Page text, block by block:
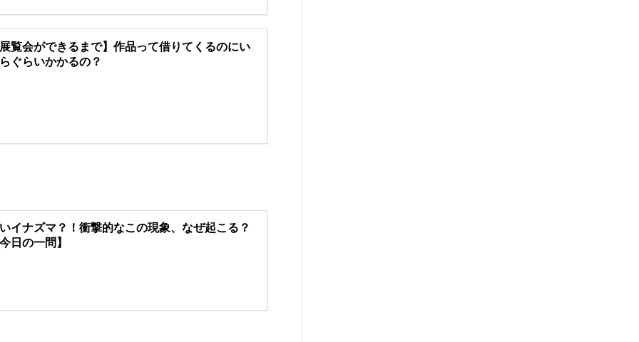
覧会ができるまで】作品って借りてくるのにい
ぐらいかかるの？
イナズマ？！衝撃的なこの現象、なぜ起こる？
日の一問】